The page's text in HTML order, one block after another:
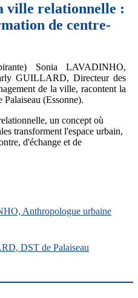
ville relationnelle :
de centre-
Sonia LAVADINHO,
GUILLARD, Directeur des
de la ville, racontent la
(Essonne).
un concept où
transforment l'espace urbain,
d'échange et de
Anthropologue urbaine
DST de Palaiseau